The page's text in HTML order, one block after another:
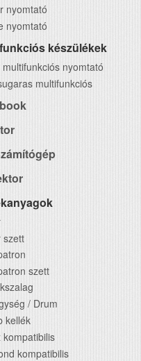
nyomtató
nyomtató
készülékek
multifunkciós nyomtató
multifunkciós
szett
szett
/ Drum
kellék
kompatibilis
kompatibilis